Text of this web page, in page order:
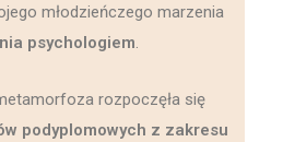
młodzieńczego marzenia
psychologiem.
rozpoczęła się
podyplomowych z zakresu